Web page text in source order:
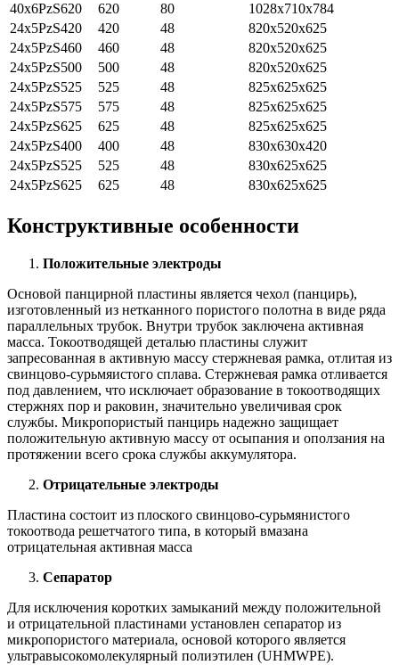
40x6PzS620
620 80
1028x710x784
24x5PzS420
420 48
820x520x625
24x5PzS460
460 48
820x520x625
24x5PzS500
500 48
820x520x625
24x5PzS525
525 48
825x625x625
24x5PzS575
575 48
825x625x625
24x5PzS625
625 48
825x625x625
24x5PzS400
400 48
830x630x420
24x5PzS525
525 48
830x625x625
24x5PzS625
625 48 830x625x625
Конструктивные особенности
Положительные электроды
Основой панцирной пластины является чехол (панцирь),
изготовленный из нетканного пористого полотна в виде ряда
параллельных трубок. Внутри трубок заключена активная
масса. Токоотводящей деталью пластины служит
запресованная в активную массу стержневая рамка, отлитая из
свинцово-сурьмяистого сплава. Стержневая рамка отливается
под давлением, что исключает образование в токоотводящих
стержнях пор и раковин, значительно увеличивая срок
службы. Микропористый панцирь надежно защищает
положительную активную массу от осыпания и оползания на
протяжении всего срока службы аккумулятора.
Отрицательные электроды
Пластина состоит из плоского свинцово-сурьмянистого
токоотвода решетчатого типа, в который вмазана
отрицательная активная масса
Сепаратор
Для исключения коротких замыканий между положительной
и отрицательной пластинами установлен сепаратор из
микропористого материала, основой которого является
ультравысокомолекулярный полиэтилен (UHMWPE).